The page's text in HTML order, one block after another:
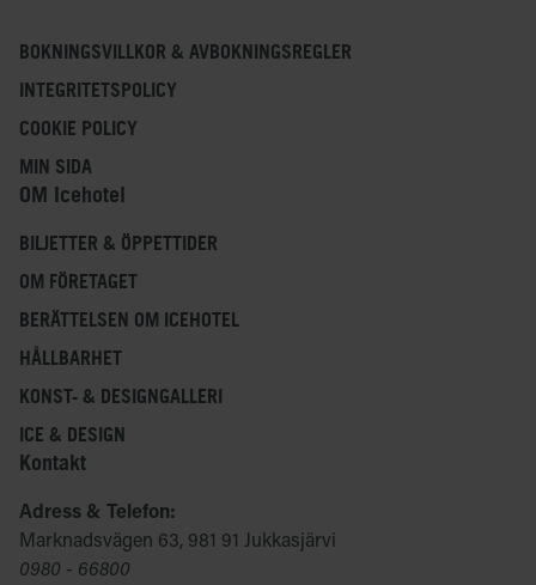
BOKNINGSVILLKOR & AVBOKNINGSREGLER
INTEGRITETSPOLICY
COOKIE POLICY
MIN SIDA
OM Icehotel
BILJETTER & ÖPPETTIDER
OM FÖRETAGET
BERÄTTELSEN OM ICEHOTEL
HÅLLBARHET
KONST- & DESIGNGALLERI
ICE & DESIGN
Kontakt
Adress & Telefon:
Marknadsvägen 63, 981 91 Jukkasjärvi
0980 - 66800